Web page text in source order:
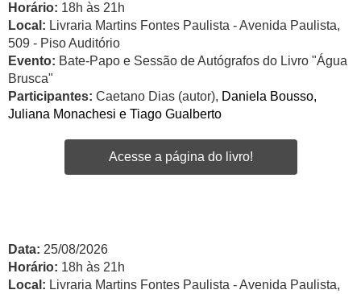
Horário: 18h às 21h
Local: Livraria Martins Fontes Paulista - Avenida Paulista,
509 - Piso Auditório
Evento: Bate-Papo e Sessão de Autógrafos do Livro "Água
Brusca"
Participantes: Caetano Dias (autor), Daniela Bousso,
Juliana Monachesi e Tiago Gualberto
Acesse a página do livro!
Data: 25/08/2026
Horário: 18h às 21h
Local: Livraria Martins Fontes Paulista - Avenida Paulista,